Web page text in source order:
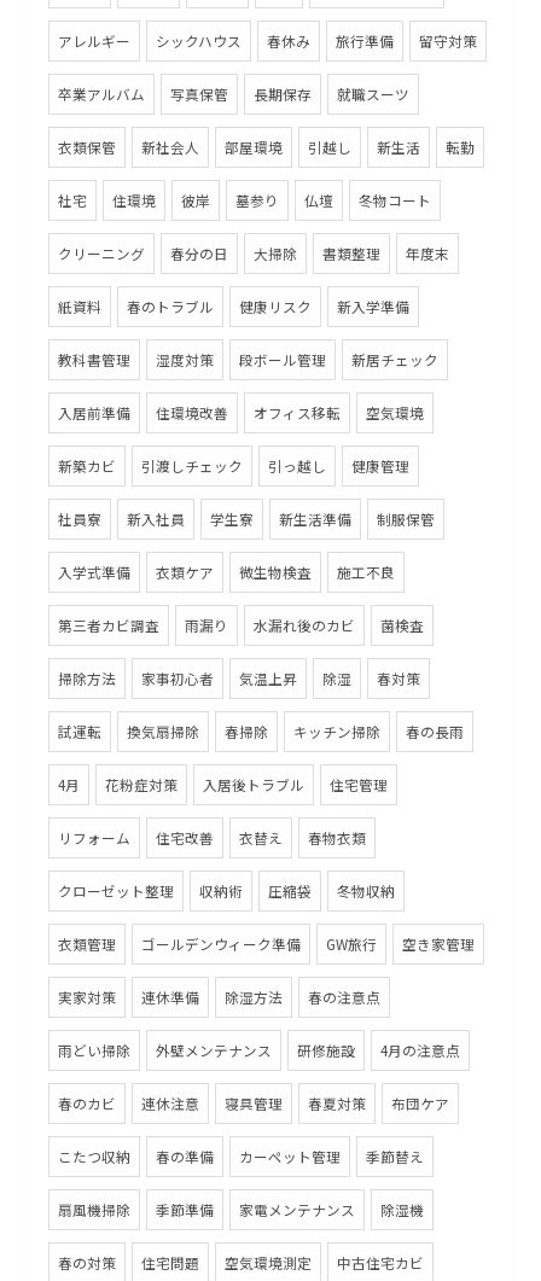
アレルギー シックハウス 春休み 旅行準備 留守対策
卒業アルバム 写真保管 長期保存 就職スーツ
衣類保管 新社会人 部屋環境 引越し 新生活 転勤
社宅 住環境 彼岸 墓参り 仏壇 冬物コート
クリーニング 春分の日 大掃除 書類整理 年度末
紙資料 春のトラブル 健康リスク 新入学準備
教科書管理 湿度対策 段ボール管理 新居チェック
入居前準備 住環境改善 オフィス移転 空気環境
新築カビ 引渡しチェック 引っ越し 健康管理
社員寮 新入社員 学生寮 新生活準備 制服保管
入学式準備 衣類ケア 微生物検査 施工不良
第三者カビ調査 雨漏り 水漏れ後のカビ 菌検査
掃除方法 家事初心者 気温上昇 除湿 春対策
試運転 換気扇掃除 春掃除 キッチン掃除 春の長雨
4月 花粉症対策 入居後トラブル 住宅管理
リフォーム 住宅改善 衣替え 春物衣類
クローゼット整理 収納術 圧縮袋 冬物収納
衣類管理 ゴールデンウィーク準備 GW旅行 空き家管理
実家対策 連休準備 除湿方法 春の注意点
雨どい掃除 外壁メンテナンス 研修施設 4月の注意点
春のカビ 連休注意 寝具管理 春夏対策 布団ケア
こたつ収納 春の準備 カーペット管理 季節替え
扇風機掃除 季節準備 家電メンテナンス 除湿機
春の対策 住宅問題 空気環境測定 中古住宅カビ